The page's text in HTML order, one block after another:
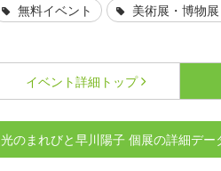
無料イベント 美術展・博物
イベント詳細 トップ
光のまれびと早川陽子 個展の詳細デー